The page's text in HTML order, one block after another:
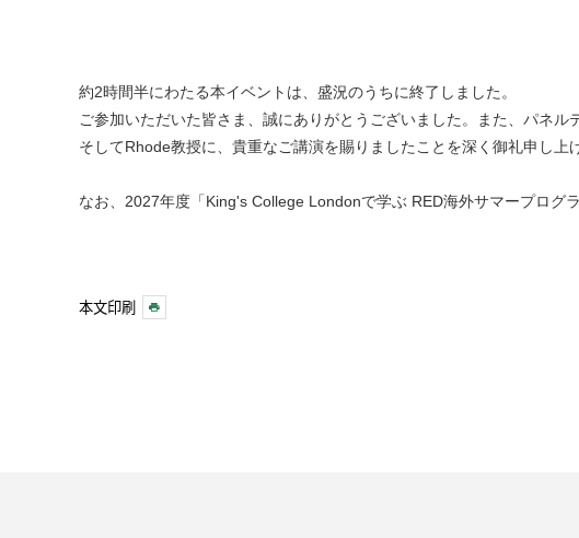
約2時間半にわたる本イベントは、盛況のうちに終了しました。
ご参加いただいた皆さま、誠にありがとうございました。また、パネ
そしてRhode教授に、貴重なご講演を賜りましたことを深く御礼申し上
なお、 2027年度「King's College Londonで学ぶ RED海外サマープログ
本文印刷